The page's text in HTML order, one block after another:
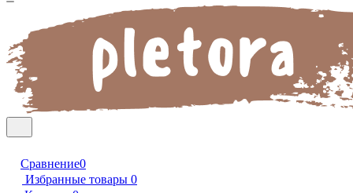
Сравнение0
Избранные товары 0